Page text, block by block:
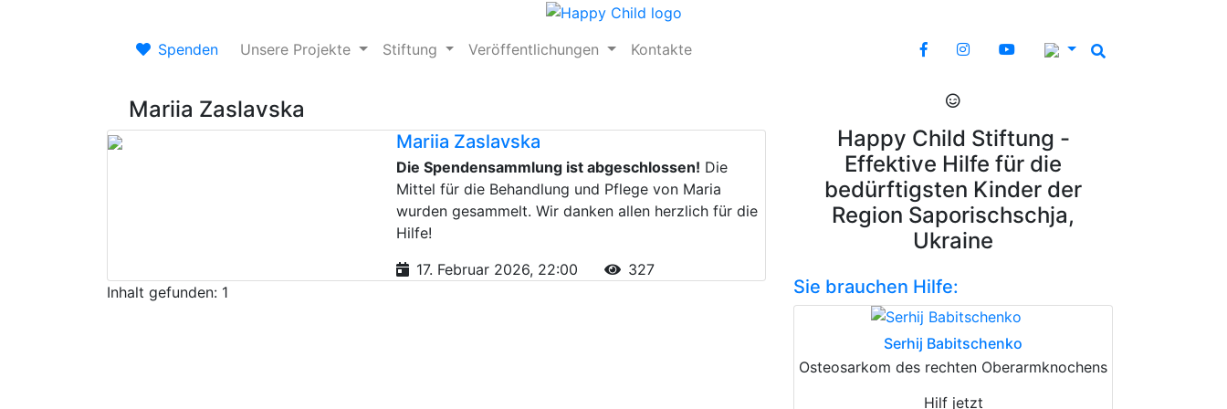
Spenden Unsere Projekte Stiftung Veröffentlichungen Kontakte
Mariia Zaslavska
Mariia Zaslavska
Die Spendensammlung ist abgeschlossen! Die
Mittel für die Behandlung und Pflege von Maria
wurden gesammelt. Wir danken allen herzlich für die
Hilfe!
17. Februar 2026, 22:00
327
Inhalt gefunden: 1
Happy Child Stiftung -
Effektive Hilfe für die
bedürftigsten Kinder der
Region Saporischschja,
Ukraine
Sie brauchen Hilfe:
Serhij Babitschenko
Osteosarkom des rechten Oberarmknochens
Hilf jetzt